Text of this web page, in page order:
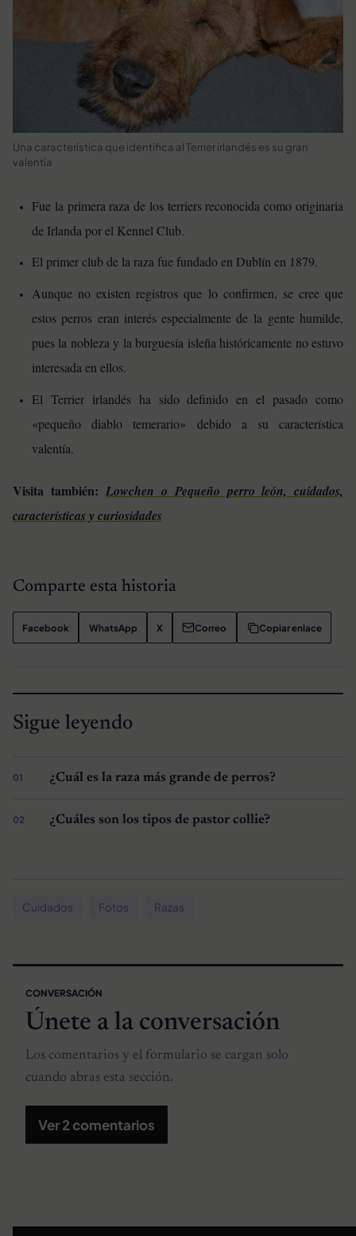
Una característica que identifica al Terrier irlandés es su gran
valentía
Fue la primera raza de los terriers reconocida como originaria
de Irlanda por el Kennel Club.
El primer club de la raza fue fundado en Dublín en 1879.
Aunque no existen registros que lo confirmen, se cree que
estos perros eran interés especialmente de la gente humilde,
pues la nobleza y la burguesía isleña históricamente no estuvo
interesada en ellos.
El Terrier irlandés ha sido definido en el pasado como
«pequeño diablo temerario» debido a su característica
valentía.
Visita también:Lowchen o Pequeño perro león, cuidados,
características y curiosidades
Comparte esta historia
Facebook WhatsApp X Correo Copiar enlace
Sigue leyendo
¿Cuál es la raza más grande de perros?
¿Cuáles son los tipos de pastor collie?
Cuidados Fotos Razas
CONVERSACIÓN
Únete a la conversación
Los comentarios y el formulario se cargan solo
cuando abras esta sección.
Ver 2 comentarios